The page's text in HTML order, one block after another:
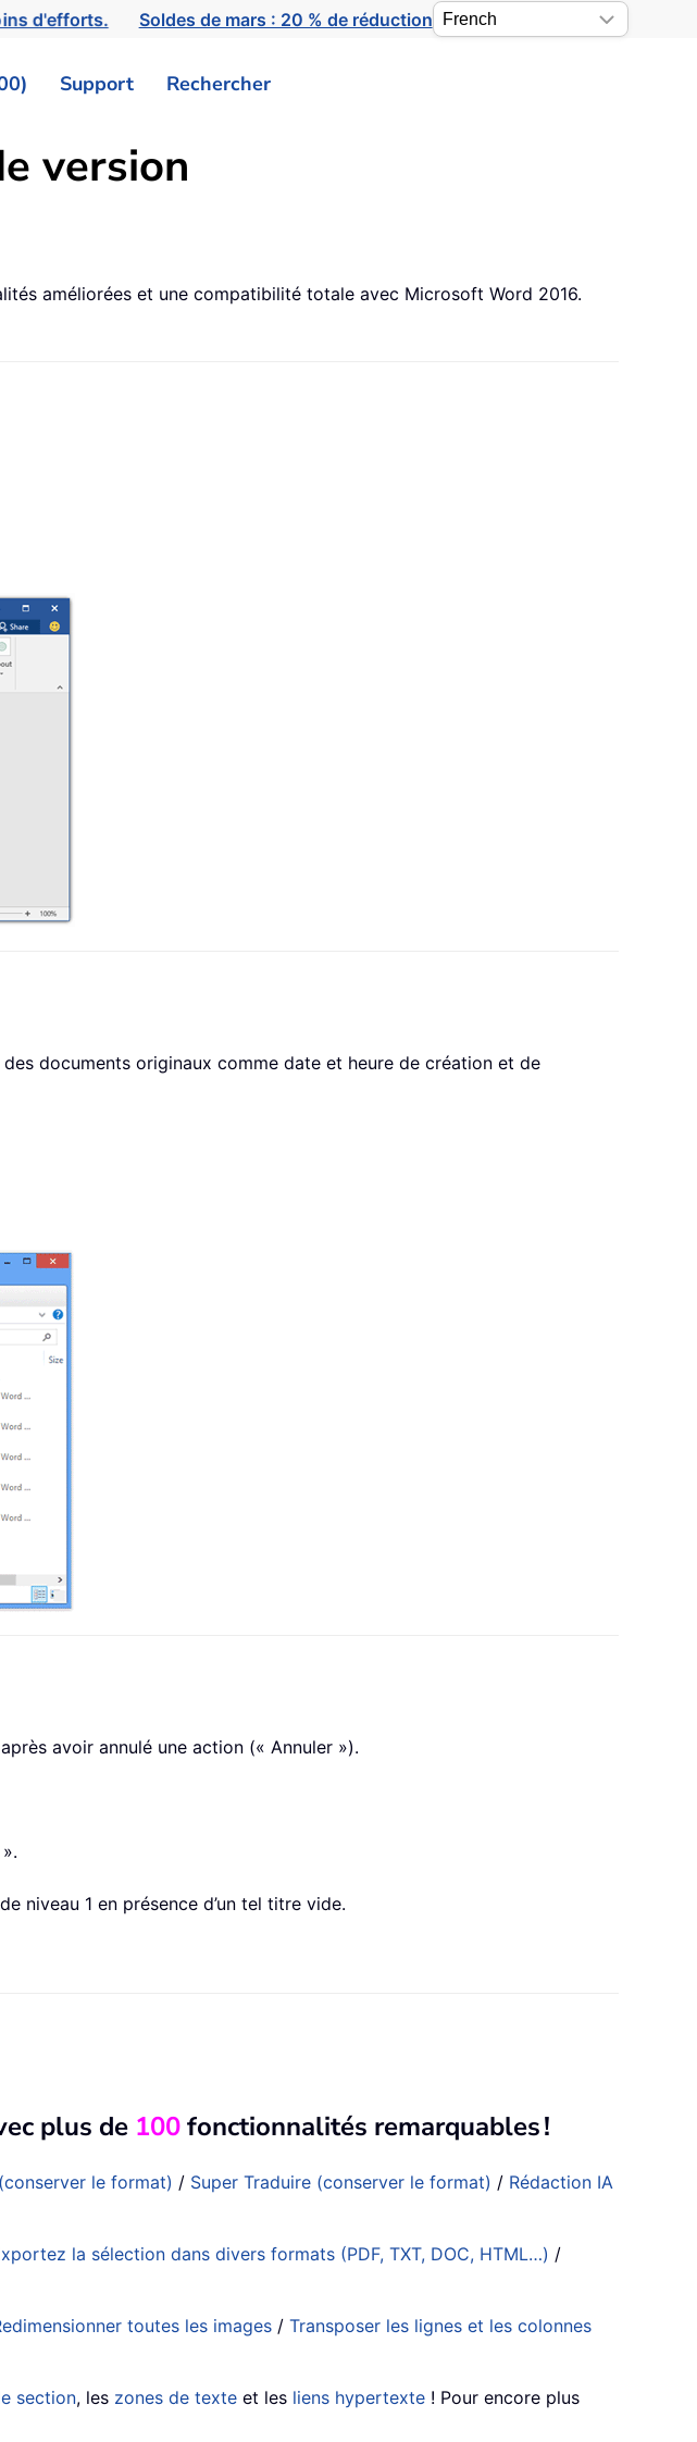
d'efforts. Soldes de mars : 20 % de réduction
Support Rechercher
version
améliorées et une compatibilité totale avec Microsoft Word 2016.
documents originaux comme date et heure de création et de
avoir annulé une action (« Annuler »).
niveau 1 en présence d’un tel titre vide.
plus de 100fonctionnalités remarquables !
le format) / Super Traduire (conserver le format) / Rédaction IA
la sélection dans divers formats (PDF, TXT, DOC, HTML…) /
toutes les images / Transposer les lignes et les colonnes
section, les zones de texte et les liens hypertexte ! Pour encore plus